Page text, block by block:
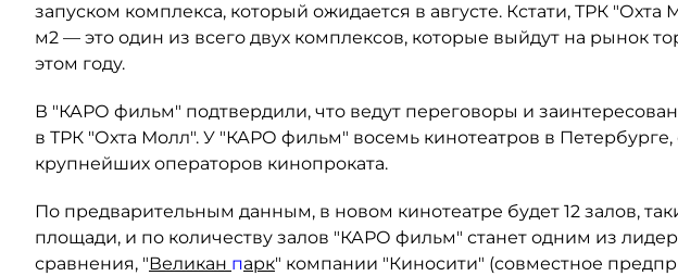
запуском комплекса, который ожидается в августе. Кстати, ТРК
м2 — это один из всего двух комплексов, которые выйдут на рынок
этом году.
В "КАРО фильм" подтвердили, что ведут переговоры и
в ТРК "Охта Молл". У "КАРО фильм" восемь кинотеатров в Петербурге,
крупнейших операторов кинопроката.
По предварительным данным, в новом кинотеатре будет 12 залов,
площади, и по количеству залов "КАРО фильм" станет одним из
сравнения, "Великан парк" компании "Киносити" (совместное